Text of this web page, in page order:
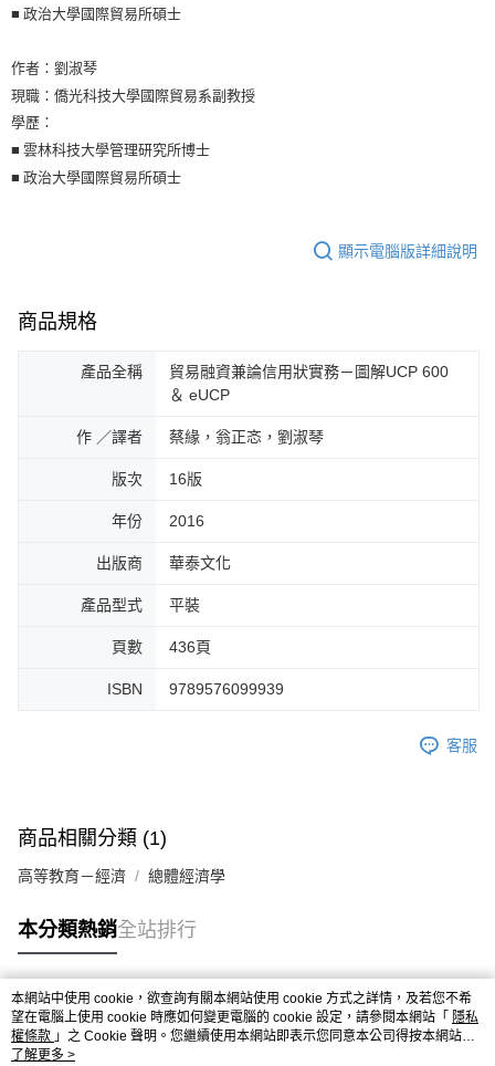
■ 政治大學國際貿易所碩士
作者：劉淑琴
現職：僑光科技大學國際貿易系副教授
學歷：
■ 雲林科技大學管理研究所博士
■ 政治大學國際貿易所碩士
顯示電腦版詳細說明
商品規格
產品全稱
貿易融資兼論信用狀實務－圖解UCP 600
＆ eUCP
作 ／譯者 蔡緣，翁正忞，劉淑琴
版次 16版
年份 2016
出版商 華泰文化
產品型式 平裝
頁數 436頁
ISBN 9789576099939
客服
商品相關分類 (1)
高等教育－經濟 總體經濟學
本分類熱銷全站排行
熱門標籤
本網站中使用 cookie，欲查詢有關本網站使用 cookie 方式之詳情，及若您不希
望在電腦上使用 cookie 時應如何變更電腦的 cookie 設定，請參閱本網站「 隱私
權條款 」之 Cookie 聲明。您繼續使用本網站即表示您同意本公司得按本網站使
用條款之 Cookie 聲明使用 cookie。
了解更多 >